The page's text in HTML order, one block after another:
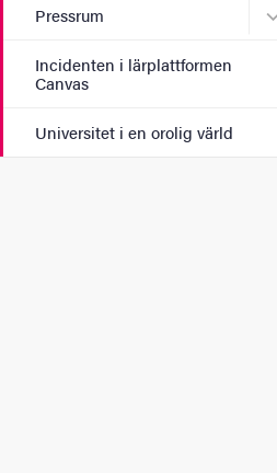
Pressrum
Incidenten i lärplattformen
Canvas
Universitet i en orolig värld